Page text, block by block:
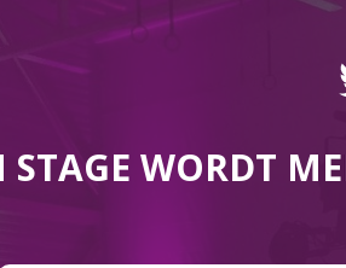
WORDT